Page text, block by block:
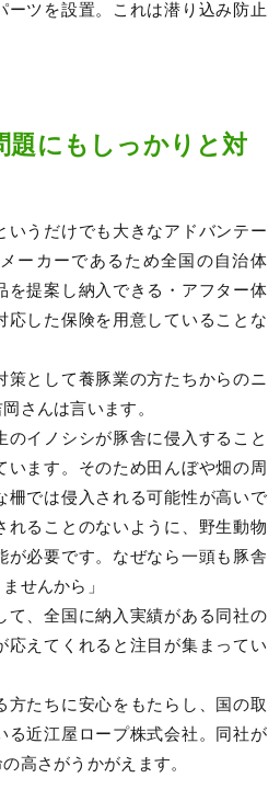
ーツを設置。これは潜り込み防止
題にもしっかりと対
いうだけでも大きなアドバンテー
ーカーであるため全国の自治体
を提案し納入できる・アフター体
応した保険を用意していることな
策として養豚業の方たちからのニ
さんは言います。
のイノシシが豚舎に侵入すること
います。そのため田んぼや畑の周
柵では侵入される可能性が高いで
れることのないように、野生動物
が必要です。なぜなら一頭も豚舎
せんから」
て、全国に納入実績がある同社の
応えてくれると注目が集まってい
方たちに安心をもたらし、国の取
る近江屋ロープ株式会社。同社が
高さがうかがえます。